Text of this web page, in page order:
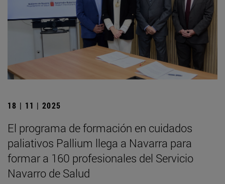
18 | 11 | 2025
El programa de formación en cuidados
paliativos Pallium llega a Navarra para
formar a 160 profesionales del Servicio
Navarro de Salud